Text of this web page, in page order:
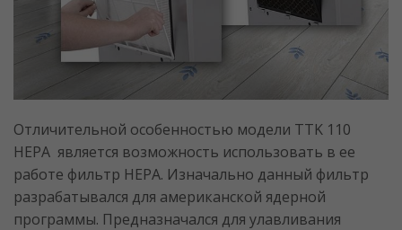
Отличительной особенностью модели TTK 110
HЕРА является возможность использовать в ее
работе фильтр НЕРА. Изначально данный фильтр
разрабатывался для американской ядерной
программы. Предназначался для улавливания